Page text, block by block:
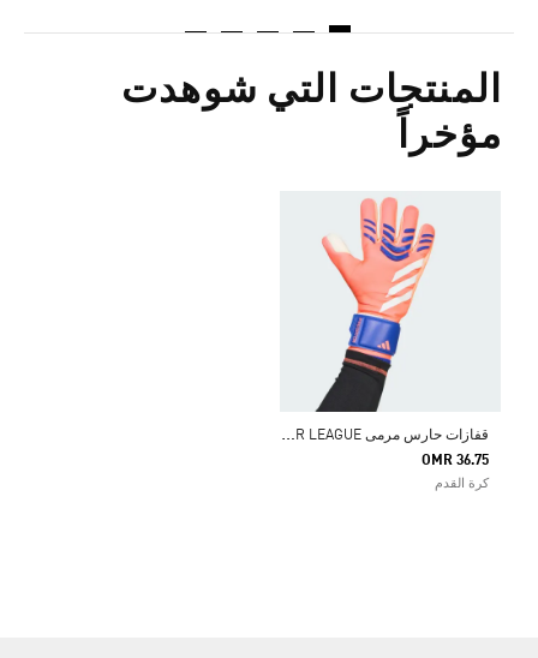
المنتجات التي شوهدت
مؤخراً
ق
فازات حارس مرمى PREDATOR LEAGUE
OMR 36.75
كرة القدم